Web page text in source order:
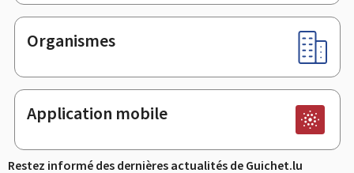
Organismes
Application mobile
Restez informé des dernières actualités de Guichet.lu